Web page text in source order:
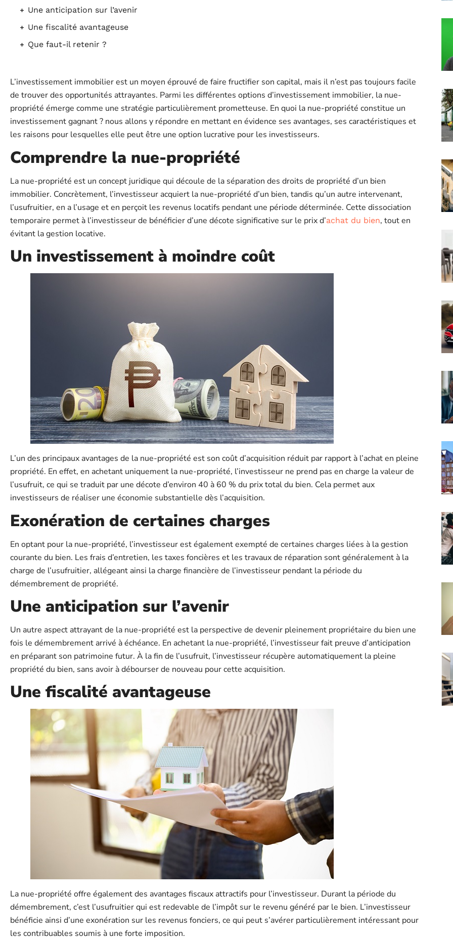
Une anticipation sur l’avenir
Une fiscalité avantageuse
Que faut-il retenir ?
L’investissement immobilier est un moyen éprouvé de faire fructifier son capital, mais il n’est pas toujours facile
de trouver des opportunités attrayantes. Parmi les différentes options d’investissement immobilier, la nue-
propriété émerge comme une stratégie particulièrement prometteuse. En quoi la nue-propriété constitue un
investissement gagnant ? nous allons y répondre en mettant en évidence ses avantages, ses caractéristiques et
les raisons pour lesquelles elle peut être une option lucrative pour les investisseurs.
Comprendre la nue-propriété
La nue-propriété est un concept juridique qui découle de la séparation des droits de propriété d’un bien
immobilier. Concrètement, l’investisseur acquiert la nue-propriété d’un bien, tandis qu’un autre intervenant,
l’usufruitier, en a l’usage et en perçoit les revenus locatifs pendant une période déterminée. Cette dissociation
temporaire permet à l’investisseur de bénéficier d’une décote significative sur le prix d’achat du bien, tout en
évitant la gestion locative.
Un investissement à moindre coût
L’un des principaux avantages de la nue-propriété est son coût d’acquisition réduit par rapport à l’achat en pleine
propriété. En effet, en achetant uniquement la nue-propriété, l’investisseur ne prend pas en charge la valeur de
l’usufruit, ce qui se traduit par une décote d’environ 40 à 60 % du prix total du bien. Cela permet aux
investisseurs de réaliser une économie substantielle dès l’acquisition.
Exonération de certaines charges
En optant pour la nue-propriété, l’investisseur est également exempté de certaines charges liées à la gestion
courante du bien. Les frais d’entretien, les taxes foncières et les travaux de réparation sont généralement à la
charge de l’usufruitier, allégeant ainsi la charge financière de l’investisseur pendant la période du
démembrement de propriété.
Une anticipation sur l’avenir
Un autre aspect attrayant de la nue-propriété est la perspective de devenir pleinement propriétaire du bien une
fois le démembrement arrivé à échéance. En achetant la nue-propriété, l’investisseur fait preuve d’anticipation
en préparant son patrimoine futur. À la fin de l’usufruit, l’investisseur récupère automatiquement la pleine
propriété du bien, sans avoir à débourser de nouveau pour cette acquisition.
Une fiscalité avantageuse
La nue-propriété offre également des avantages fiscaux attractifs pour l’investisseur. Durant la période du
démembrement, c’est l’usufruitier qui est redevable de l’impôt sur le revenu généré par le bien. L’investisseur
bénéficie ainsi d’une exonération sur les revenus fonciers, ce qui peut s’avérer particulièrement intéressant pour
les contribuables soumis à une forte imposition.